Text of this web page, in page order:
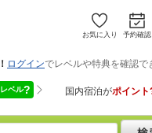
お気に入り 予約確認